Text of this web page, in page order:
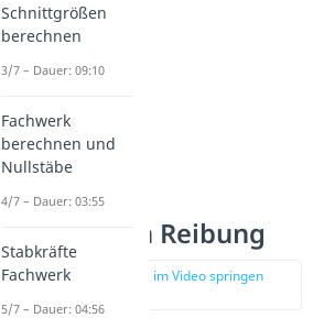
Ursache von Reibung
zur Stelle im Video springen
Schnittgrößen
berechnen
3/7 – Dauer: 09:10
Fachwerk
berechnen und
Nullstäbe
4/7 – Dauer: 03:55
Stabkräfte
Fachwerk
5/7 – Dauer: 04:56